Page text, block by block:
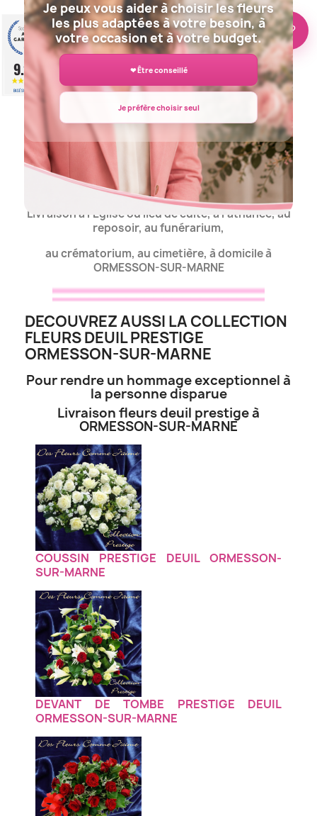
COEUR DEUIL ORMESSON-SUR-MARNE
COUSSIN DEUIL ORMESSON-SUR-
MARNE
Livraisonà l'Eglise ou lieu de culte, à l'athanée, au
reposoir, au funérarium,
au crématorium, au cimetière, à domicile à
ORMESSON-SUR-MARNE
DECOUVREZ AUSSI LA COLLECTION
FLEURS DEUIL PRESTIGE
ORMESSON-SUR-MARNE
Pour rendre un hommage exceptionnel à
la personne disparue
Livraison fleurs deuil prestige à
ORMESSON-SUR-MARNE
COUSSIN PRESTIGE DEUIL ORMESSON-
SUR-MARNE
DEVANT DE TOMBE PRESTIGE DEUIL
ORMESSON-SUR-MARNE
🌸 Besoin d’aide ?
Je peux vous aider à choisir les fleurs
les plus adaptées à votre besoin, à
votre occasion et à votre budget.
❤ Être conseillé
Je préfère choisir seul
9.2/10
BASÉ SUR 943 AVIS